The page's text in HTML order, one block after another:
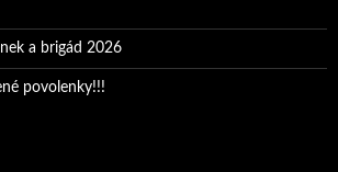
a brigád 2026
povolenky!!!